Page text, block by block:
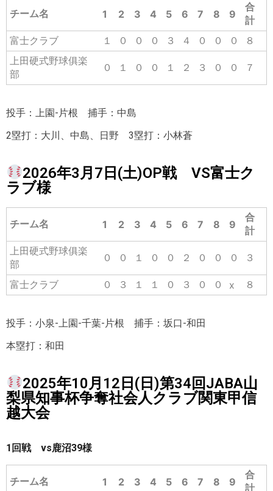
チーム名 1 2 3 4 5 6 7 8 9
合
計
富士クラブ
１ ０ ０ ０ ３ ４ ０ ０ ０
８
上田硬式野球俱楽
部
０ １ ０ ０ １ ２ ３ ０ ０ ７
投手：上園-片根 捕手：中島
2塁打：大川、中島、日野 3塁打：小林蒼
2026年3月7日(土)OP戦 VS富士ク
ラブ様
チーム名 1 2 3 4 5 6 7 8 9
合
計
上田硬式野球俱楽
部
０ ０ １ ０ ０ ２ ０ ０ ０ ３
富士クラブ ０ ３ １ １ ０ ３ ０ ０ x ８
投手：小泉-上園-千葉-片根 捕手：坂口-和田
本塁打：和田
2025年10月12日(日)第34回JABA山
梨県知事杯争奪社会人クラブ関東甲信
越大会
1回戦 vs鹿沼39様
チーム名 1 2 3 4 5 6 7 8 9
合
計